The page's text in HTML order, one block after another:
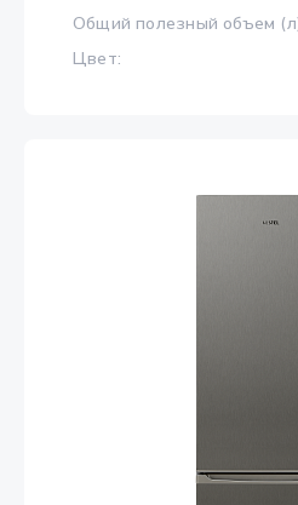
Общий полезный объем
Цвет: